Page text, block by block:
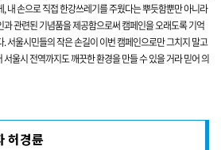
내 손으로 직접 한강쓰레기를 주웠다는 뿌듯함뿐만 아니라
과 관련된 기념품을 제공함으로써 캠페인을 오래도록 기억
.서울시민들의 작은 손길이 이번 캠페인으로만 그치지 말고
울시 전역까지도 깨끗한 환경을 만들 수 있을 거라 믿어 의
허경륜